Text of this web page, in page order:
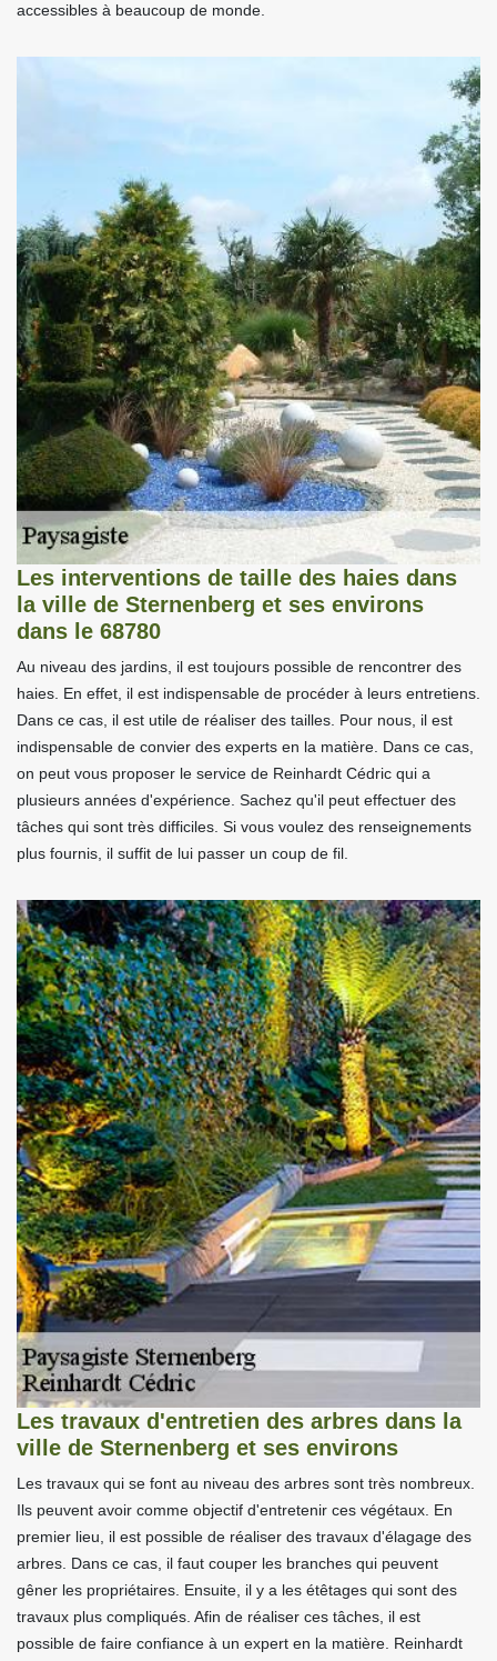
accessibles à beaucoup de monde.
Les interventions de taille des haies dans
la ville de Sternenberg et ses environs
dans le 68780
Au niveau des jardins, il est toujours possible de rencontrer des
haies. En effet, il est indispensable de procéder à leurs entretiens.
Dans ce cas, il est utile de réaliser des tailles. Pour nous, il est
indispensable de convier des experts en la matière. Dans ce cas,
on peut vous proposer le service de Reinhardt Cédric qui a
plusieurs années d'expérience. Sachez qu'il peut effectuer des
tâches qui sont très difficiles. Si vous voulez des renseignements
plus fournis, il suffit de lui passer un coup de fil.
Les travaux d'entretien des arbres dans la
ville de Sternenberg et ses environs
Les travaux qui se font au niveau des arbres sont très nombreux.
Ils peuvent avoir comme objectif d'entretenir ces végétaux. En
premier lieu, il est possible de réaliser des travaux d'élagage des
arbres. Dans ce cas, il faut couper les branches qui peuvent
gêner les propriétaires. Ensuite, il y a les étêtages qui sont des
travaux plus compliqués. Afin de réaliser ces tâches, il est
possible de faire confiance à un expert en la matière. Reinhardt